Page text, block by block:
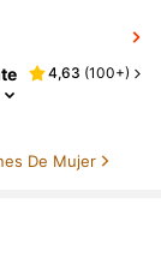
4,63 (100+)
De Mujer